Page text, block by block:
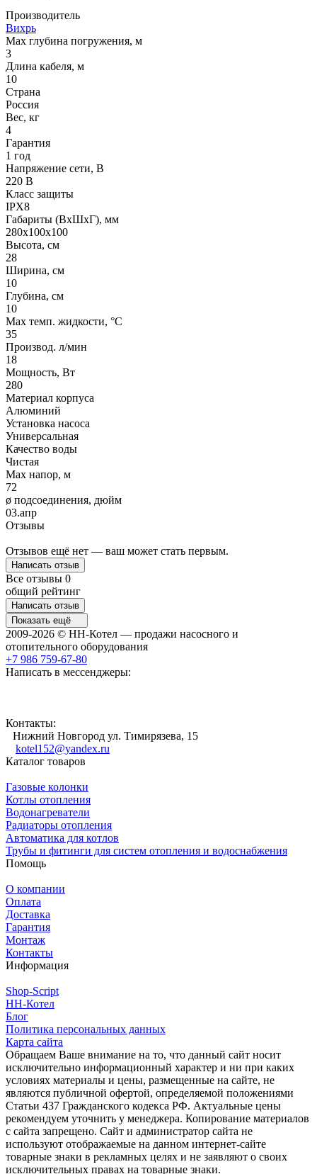
Производитель
Вихрь
Max глубина погружения, м
3
Длина кабеля, м
10
Страна
Россия
Вес, кг
4
Гарантия
1 год
Напряжение сети, В
220 В
Класс защиты
IPX8
Габариты (ВхШхГ), мм
280х100х100
Высота, см
28
Ширина, см
10
Глубина, см
10
Max темп. жидкости, °С
35
Производ. л/мин
18
Мощность, Вт
280
Материал корпуса
Алюминий
Установка насоса
Универсальная
Качество воды
Чистая
Max напор, м
72
ø подсоединения, дюйм
03.апр
Отзывы
Отзывов ещё нет — ваш может стать первым.
Написать отзыв
Все отзывы 0
общий рейтинг
Написать отзыв
Показать ещё
2009-2026 © НН-Котел — продажи насосного и
отопительного оборудования
+7 986 759-67-80
Написать в мессенджеры:
Контакты:
Нижний Новгород ул. Тимирязева, 15
kotel152@yandex.ru
Каталог товаров
Газовые колонки
Котлы отопления
Водонагреватели
Радиаторы отопления
Автоматика для котлов
Трубы и фитинги для систем отопления и водоснабжения
Помощь
О компании
Оплата
Доставка
Гарантия
Монтаж
Контакты
Информация
Shop-Script
НН-Котел
Блог
Политика персональных данных
Карта сайта
Обращаем Ваше внимание на то, что данный сайт носит
исключительно информационный характер и ни при каких
условиях материалы и цены, размещенные на сайте, не
являются публичной офертой, определяемой положениями
Статьи 437 Гражданского кодекса РФ. Актуальные цены
рекомендуем уточнить у менеджера. Копирование материалов
с сайта запрещено. Сайт и администратор сайта не
используют отображаемые на данном интернет-сайте
товарные знаки в рекламных целях и не заявляют о своих
исключительных правах на товарные знаки.